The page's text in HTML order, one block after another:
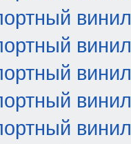
винил
винил
винил
винил
винил